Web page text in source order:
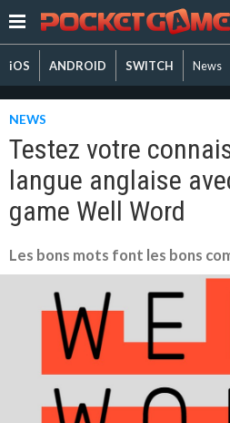
iOS ANDROID SWITCH News
NEWS
Testez votre
langue anglaise
game Well Word
Les bons mots font les bons